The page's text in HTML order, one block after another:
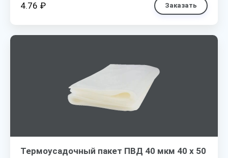
4.76 ₽ Заказать
Термоусадочный пакет ПВД 40 мкм 40 х 50